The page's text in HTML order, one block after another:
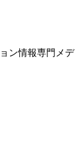
ン情報専門メデ